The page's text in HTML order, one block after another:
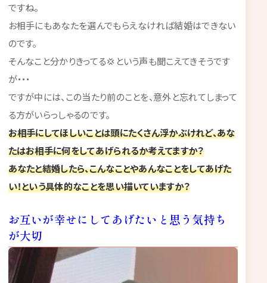
ですね。
お相手にもあなたを選んでもらえなければ結婚はできない
のです。
そんなこと分かりきってる💢という声も聞こえてきそうです
が・・・
ですが中には、この当たり前のことを、意外と忘れてしまって
る方がいらっしゃるのです。
お相手にしてほしいことは頭にたくさん浮かぶけれど、あな
たはお相手に何をしてあげられるか考えてますか？
あなたと結婚したら、こんなことやあんなことをしてあげた
い！という具体的なことを思い描いていますか？
お互いが幸せにしてあげたいと思う気持ち
が大切